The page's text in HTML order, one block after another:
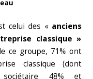
celui des « anciens
classique »
ce groupe, 71% ont
classique (dont
48% et